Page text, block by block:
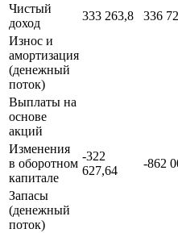
Чистый
доход
333 263,8 336
Износ и
амортизация
(денежный
поток)
Выплаты на
основе
акций
Изменения
в оборотном
капитале
-322
627,64
-862
Запасы
(денежный
поток)